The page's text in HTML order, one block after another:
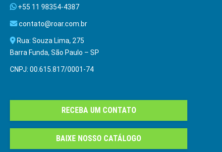
+55 11 98354-4387
contato@roar.com.br
Rua: Souza Lima, 275
Barra Funda, São Paulo – SP
CNPJ: 00.615.817/0001-74
RECEBA UM CONTATO
BAIXE NOSSO CATÁLOGO